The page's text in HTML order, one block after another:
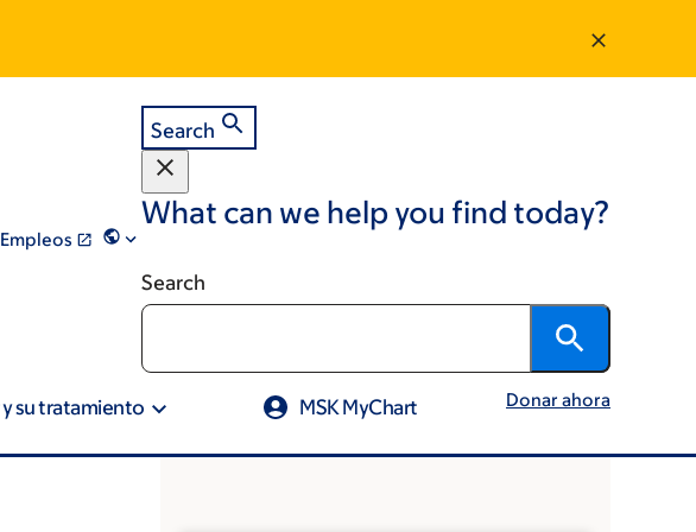
Empleos
Search
What can we help you find today?
Search
su tratamiento MSK MyChart Donar ahora